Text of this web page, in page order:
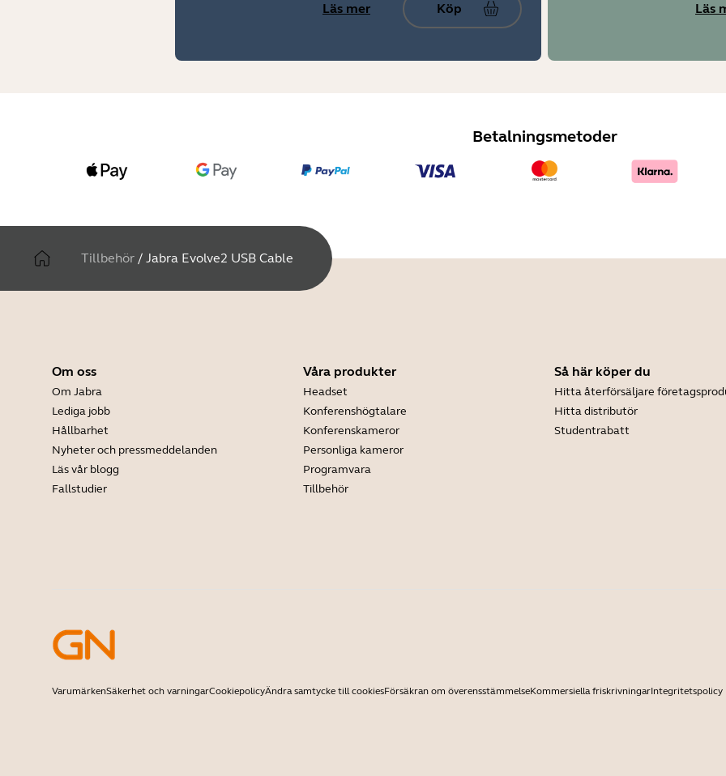
Läs mer Köp Läs
Betalningsmetoder
Tillbehör / Jabra Evolve2 USB Cable
Om oss
Om Jabra
Lediga jobb
Hållbarhet
Nyheter och pressmeddelanden
Läs vår blogg
Fallstudier
Våra produkter
Headset
Konferenshögtalare
Konferenskameror
Personliga kameror
Programvara
Tillbehör
Så här köper du
Hitta återförsäljare
Hitta distributör
Studentrabatt
VarumärkenSäkerhet och varningarCookiepolicyÄndra samtycke till cookiesFörsäkran om överensstämmelseKommersiella friskrivningarIntegritetspolicy